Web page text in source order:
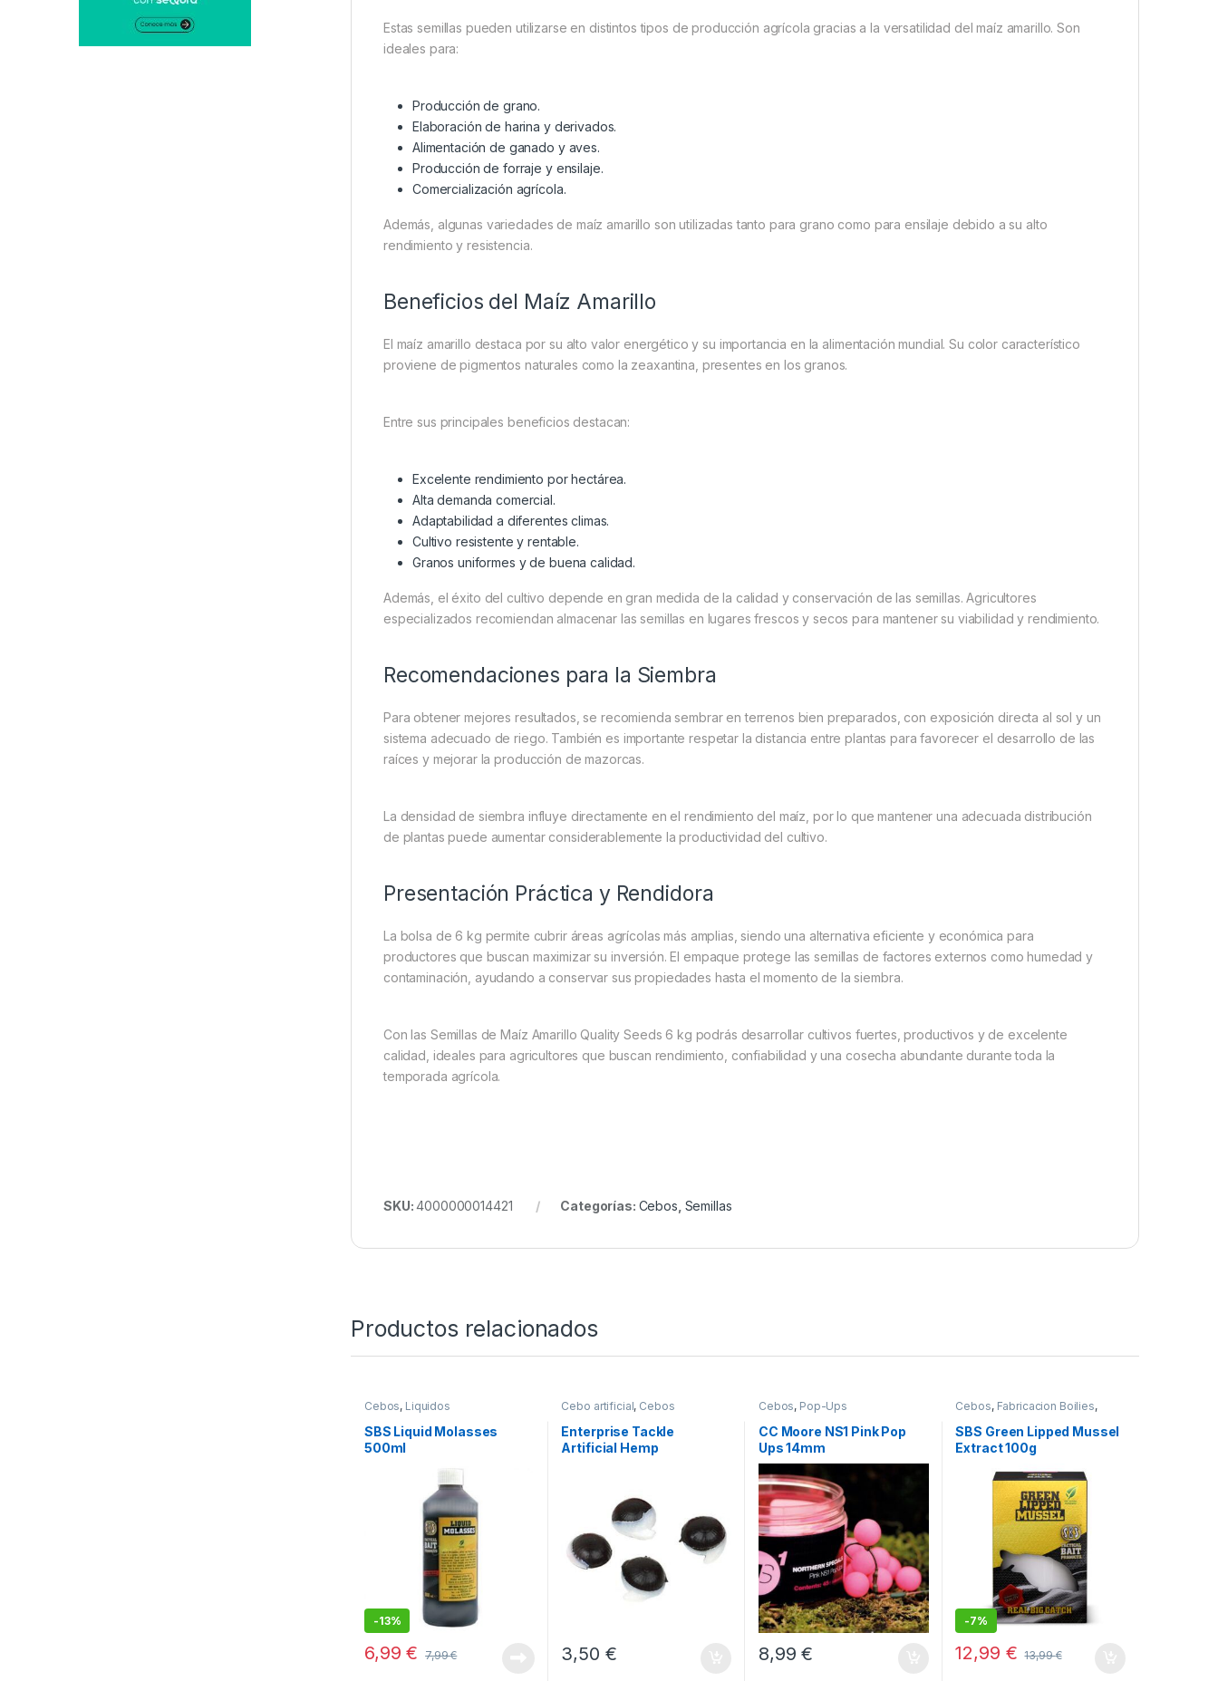
Estas semillas pueden utilizarse en distintos tipos de producción agrícola gracias a la versatilidad del maíz amarillo. Son
ideales para:
Producción de grano.
Elaboración de harina y derivados.
Alimentación de ganado y aves.
Producción de forraje y ensilaje.
Comercialización agrícola.
Además, algunas variedades de maíz amarillo son utilizadas tanto para grano como para ensilaje debido a su alto
rendimiento y resistencia.
Beneficios del Maíz Amarillo
El maíz amarillo destaca por su alto valor energético y su importancia en la alimentación mundial. Su color característico
proviene de pigmentos naturales como la zeaxantina, presentes en los granos.
Entre sus principales beneficios destacan:
Excelente rendimiento por hectárea.
Alta demanda comercial.
Adaptabilidad a diferentes climas.
Cultivo resistente y rentable.
Granos uniformes y de buena calidad.
Además, el éxito del cultivo depende en gran medida de la calidad y conservación de las semillas. Agricultores
especializados recomiendan almacenar las semillas en lugares frescos y secos para mantener su viabilidad y rendimiento.
Recomendaciones para la Siembra
Para obtener mejores resultados, se recomienda sembrar en terrenos bien preparados, con exposición directa al sol y un
sistema adecuado de riego. También es importante respetar la distancia entre plantas para favorecer el desarrollo de las
raíces y mejorar la producción de mazorcas.
La densidad de siembra influye directamente en el rendimiento del maíz, por lo que mantener una adecuada distribución
de plantas puede aumentar considerablemente la productividad del cultivo.
Presentación Práctica y Rendidora
La bolsa de 6 kg permite cubrir áreas agrícolas más amplias, siendo una alternativa eficiente y económica para
productores que buscan maximizar su inversión. El empaque protege las semillas de factores externos como humedad y
contaminación, ayudando a conservar sus propiedades hasta el momento de la siembra.
Con las Semillas de Maíz Amarillo Quality Seeds 6 kg podrás desarrollar cultivos fuertes, productivos y de excelente
calidad, ideales para agricultores que buscan rendimiento, confiabilidad y una cosecha abundante durante toda la
temporada agrícola.
SKU:4000000014421 Categorías: Cebos Semillas
Productos relacionados
Cebos, Liquidos
SBS Liquid Molasses
500ml
-13%
6,99€ 7,99€
Cebo artificial, Cebos
Enterprise Tackle
Artificial Hemp
3,50 €
Cebos, Pop-Ups
CC Moore NS1 Pink Pop
Ups 14mm
8,99€
Cebos, Fabricacion Boilies,
SBS Green Lipped Mussel
Extract 100g
-7%
12,99 € 13,99€